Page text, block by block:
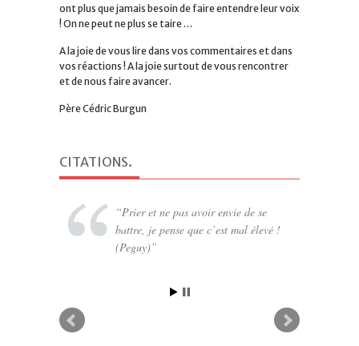
ont plus que jamais besoin de faire entendre leur voix
! On ne peut ne plus se taire …
A la joie de vous lire dans vos commentaires et dans
vos réactions ! A la joie surtout de vous rencontrer
et de nous faire avancer.
Père Cédric Burgun
CITATIONS.
Prier et ne pas avoir envie de se
battre, je pense que c’est mal élevé !
(Peguy)